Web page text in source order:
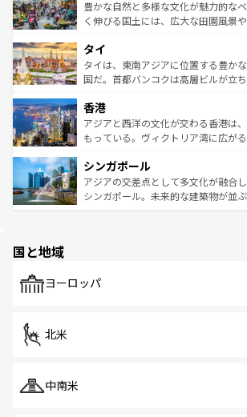
が味わえる。 なお、新着の台湾情報は
照してほしい。
できる。そして、キムチや焼肉、絶
まで、さまざまな韓国料理が待って
リティに包まれながら、韓国の多彩な
わってみてほしい。 なお、新
覧を参照してほしい。
豊かな自然と多様な文化が魅力的な
く伸びる国土には、広大な田園風景
急速な発展と共に伝統が息づく。ハノ
ーチミン市のフランス統治時代の建
醸し出している。また、バラエティ
とつ。フォーやバインミー、ベトナム
ひ現地で味わいたい。どの地域を訪
が旅行者を迎えてくれるので、きっ
参照してほしい。
タイ
タイは、東南アジアに位置する豊か
国だ。首都バンコクは高層ビルが立
の活気が交差している。北部ではチェ
帯で自然と触れ合い、南部ではプー
いビーチでリゾート気分を楽しむこ
激する。気候は一年中温暖で、どの季
が待っている。親しみやすいタイの
た文化、そして多様な観光資源が、
香港
アジアと西洋の文化が交わる香港は
もっている。ヴィクトリア湾に広が
み、どこを訪れても感動するはず。観
ており、効率よく見どころを回れる
うな絶景から文化的な体験まで、香
シンガポール
アジアの交差点として多文化が融合
シンガポール。未来的な建築物が並
で、ホーカーズは地元の風情を楽しめ
国と地域
ヨーロッパ
北米
中南米